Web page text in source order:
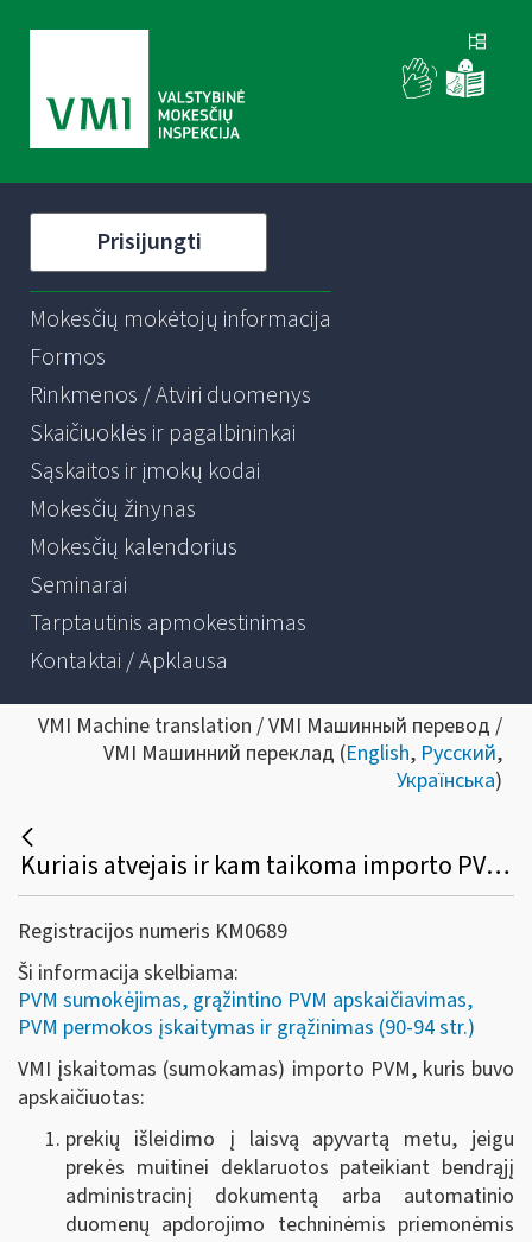
Prisijungti
Mokesčių mokėtojų informacija
Formos
Rinkmenos / Atviri duomenys
Skaičiuoklės ir pagalbininkai
Sąskaitos ir įmokų kodai
Mokesčių žinynas
Mokesčių kalendorius
Seminarai
Tarptautinis apmokestinimas
Kontaktai / Apklausa
VMI Machine translation / VMI Машинный перевод /
VMI Машинний переклад (English, Русский,
Українська)
Kuriais atvejais ir kam taikoma importo PVM įskaitymo (sumokėjimo) VMI tvarka?
Registracijos numeris KM0689
Ši informacija skelbiama:
PVM sumokėjimas, grąžintino PVM apskaičiavimas,
PVM permokos įskaitymas ir grąžinimas (90-94 str.)
VMI įskaitomas (sumokamas) importo PVM, kuris buvo
apskaičiuotas:
prekių išleidimo į laisvą apyvartą metu, jeigu
prekės muitinei deklaruotos pateikiant bendrąjį
administracinį dokumentą arba automatinio
duomenų apdorojimo techninėmis priemonėmis